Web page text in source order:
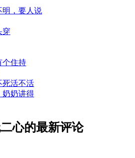
，要人说
穿
个住持
活不活
奶讲得
心的最新评论